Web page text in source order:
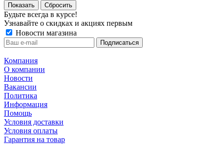
Сбросить
Будьте всегда в курсе!
Узнавайте о скидках и акциях первым
Новости магазина
Компания
О компании
Новости
Вакансии
Политика
Информация
Помощь
Условия доставки
Условия оплаты
Гарантия на товар